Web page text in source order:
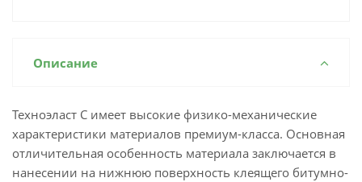
Описание
Техноэласт С имеет высокие физико-механические
характеристики материалов премиум-класса. Основная
отличительная особенность материала заключается в
нанесении на нижнюю поверхность клеящего битумно-